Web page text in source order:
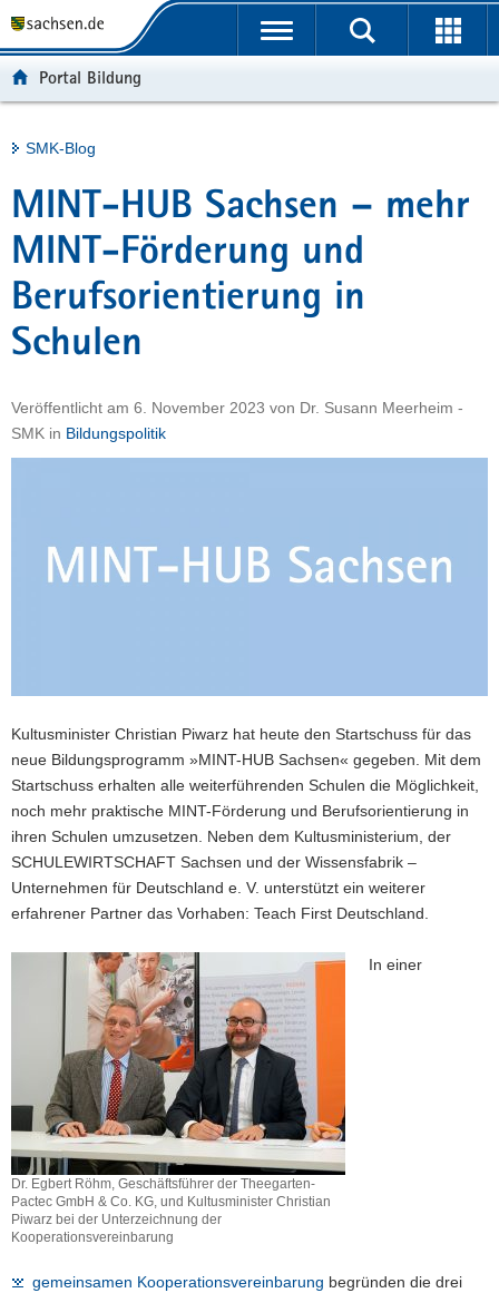
t
b
e
r
g
r
i
n
u
n
h
a
t
e
v
c
e
Portalübergreifende
Portal Bildung
Hauptinhalt
SMK-Blog
MINT-HUB Sachsen – mehr
MINT-Förderung und
Berufsorientierung in
Schulen
Veröffentlicht am 6. November 2023 von Dr. Susann Meerheim -
SMK in Bildungspolitik
Kultusminister Christian Piwarz hat heute den Startschuss für das
neue Bildungsprogramm »MINT-HUB Sachsen« gegeben. Mit dem
Startschuss erhalten alle weiterführenden Schulen die Möglichkeit,
noch mehr praktische MINT-Förderung und Berufsorientierung in
ihren Schulen umzusetzen. Neben dem Kultusministerium, der
SCHULEWIRTSCHAFT Sachsen und der Wissensfabrik –
Unternehmen für Deutschland e. V. unterstützt ein weiterer
erfahrener Partner das Vorhaben: Teach First Deutschland.
Dr. Egbert Röhm, Geschäftsführer der Theegarten-
Pactec GmbH & Co. KG, und Kultusminister Christian
Piwarz bei der Unterzeichnung der
Kooperationsvereinbarung
In einer
gemeinsamen Kooperationsvereinbarung begründen die drei